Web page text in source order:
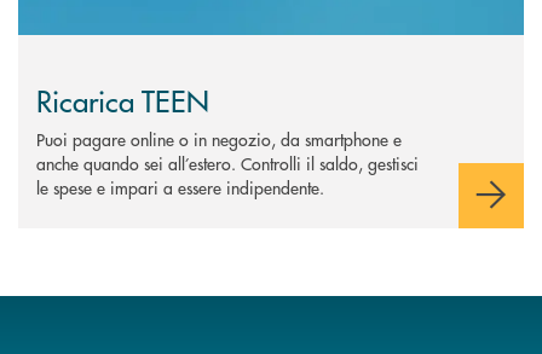
Ricarica TEEN
Puoi pagare online o in negozio, da smartphone e
anche quando sei all’estero. Controlli il saldo, gestisci
le spese e impari a essere indipendente.